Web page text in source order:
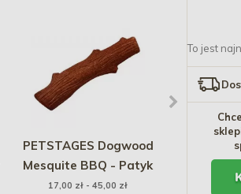
PETSTAGES Dogwood
Mesquite BBQ - Patyk
17,00 zł - 45,00 zł
ROYAL
Care
7,40
To jest